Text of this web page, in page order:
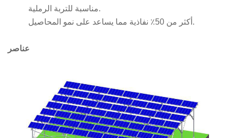
مناسبة للتربة الرملية.
أكثر من 50٪ نفاذية مما يساعد على نمو المحاصيل.
عناصر